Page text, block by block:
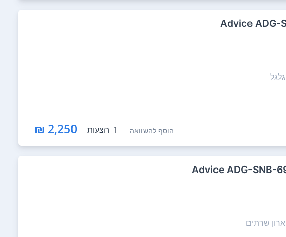
גלגל
הוסף להשוואה 1 הצעות 2,250 ₪
ארון שרתים